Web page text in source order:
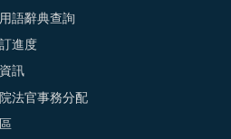
語辭典查詢
進度
訊
法官事務分配